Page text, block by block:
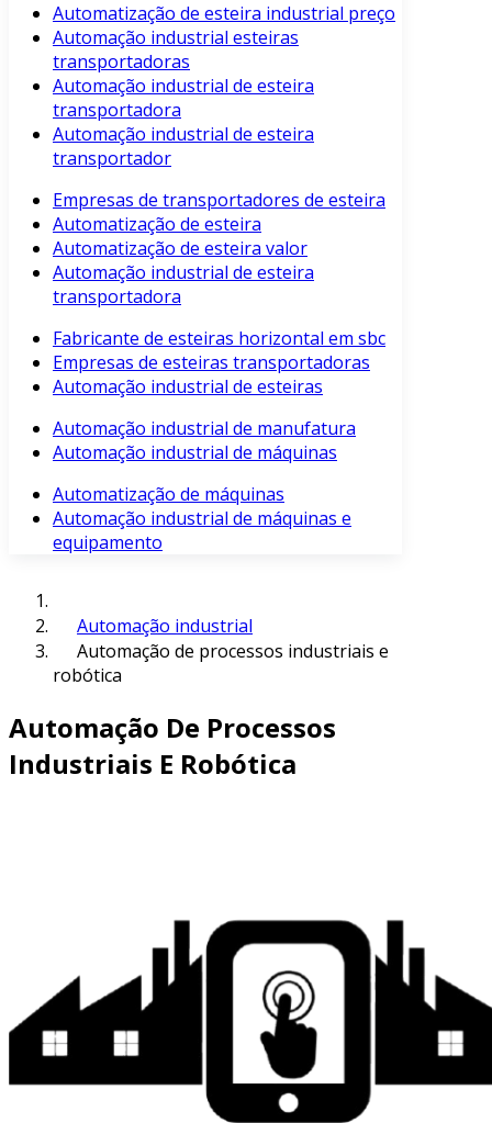
Automatização de esteira industrial preço
Automação industrial esteiras
transportadoras
Automação industrial de esteira
transportadora
Automação industrial de esteira
transportador
Empresas de transportadores de esteira
Automatização de esteira
Automatização de esteira valor
Automação industrial de esteira
transportadora
Fabricante de esteiras horizontal em sbc
Empresas de esteiras transportadoras
Automação industrial de esteiras
Automação industrial de manufatura
Automação industrial de máquinas
Automatização de máquinas
Automação industrial de máquinas e
equipamento
Automação industrial
Automação de processos industriais e
robótica
Automação De Processos
Industriais E Robótica